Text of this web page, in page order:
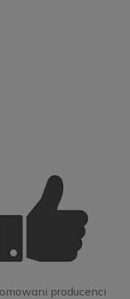
producenci